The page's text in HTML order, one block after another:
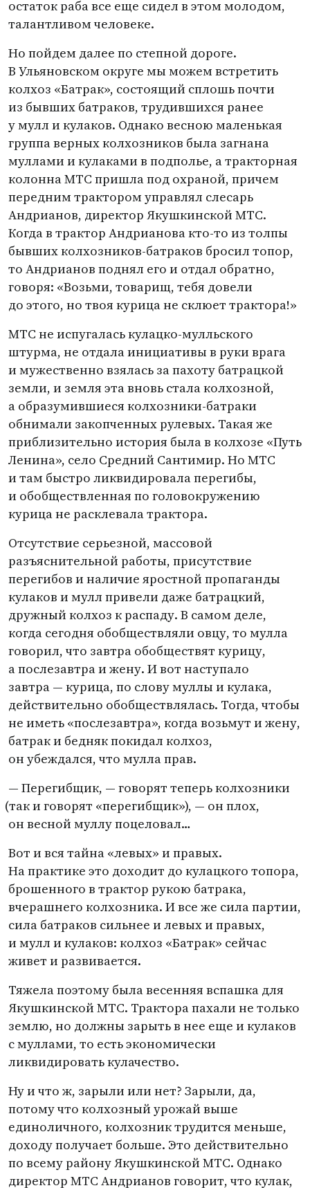
остаток раба все еще сидел в этом молодом,
талантливом человеке.
Но пойдем далее по степной дороге.
В Ульяновском округе мы можем встретить
колхоз «Батрак», состоящий сплошь почти
из бывших батраков, трудившихся ранее
у мулл и кулаков. Однако весною маленькая
группа верных колхозников была загнана
муллами и кулаками в подполье, а тракторная
колонна МТС пришла под охраной, причем
передним трактором управлял слесарь
Андрианов, директор Якушкинской МТС.
Когда в трактор Андрианова кто-то из толпы
бывших колхозников-батраков бросил топор,
то Андрианов поднял его и отдал обратно,
говоря: «Возьми, товарищ, тебя довели
до этого, но твоя курица не склюет трактора!»
МТС не испугалась кулацко-мулльского
штурма, не отдала инициативы в руки врага
и мужественно взялась за пахоту батрацкой
земли, и земля эта вновь стала колхозной,
а образумившиеся колхозники-батраки
обнимали закопченных рулевых. Такая же
приблизительно история была в колхозе «Путь
Ленина», село Средний Сантимир. Но МТС
и там быстро ликвидировала перегибы,
и обобществленная по головокружению
курица не расклевала трактора.
Отсутствие серьезной, массовой
разъяснительной работы, присутствие
перегибов и наличие яростной пропаганды
кулаков и мулл привели даже батрацкий,
дружный колхоз к распаду. В самом деле,
когда сегодня обобществляли овцу, то мулла
говорил, что завтра обобществят курицу,
а послезавтра и жену. И вот наступало
завтра — курица, по слову муллы и кулака,
действительно обобществлялась. Тогда, чтобы
не иметь «послезавтра», когда возьмут и жену,
батрак и бедняк покидал колхоз,
он убеждался, что мулла прав.
— Перегибщик, — говорят теперь колхозники
(так и говорят «перегибщик»), — он плох,
он весной муллу поцеловал…
Вот и вся тайна «левых» и правых.
На практике это доходит до кулацкого топора,
брошенного в трактор рукою батрака,
вчерашнего колхозника. И все же сила партии,
сила батраков сильнее и левых и правых,
и мулл и кулаков: колхоз «Батрак» сейчас
живет и развивается.
Тяжела поэтому была весенняя вспашка для
Якушкинской МТС. Трактора пахали не только
землю, но должны зарыть в нее еще и кулаков
с муллами, то есть экономически
ликвидировать кулачество.
Ну и что ж, зарыли или нет? Зарыли, да,
потому что колхозный урожай выше
единоличного, колхозник трудится меньше,
доходу получает больше. Это действительно
по всему району Якушкинской МТС. Однако
директор МТС Андрианов говорит, что кулак,